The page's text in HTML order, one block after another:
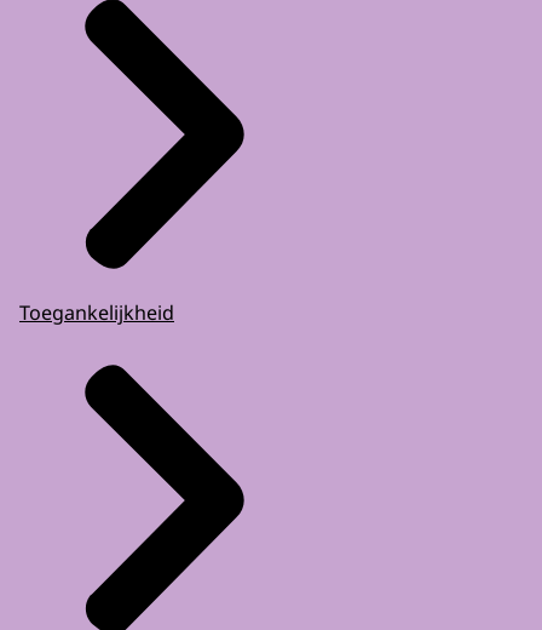
Toegankelijkheid